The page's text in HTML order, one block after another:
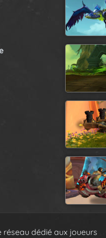
réseau dédié aux joueurs